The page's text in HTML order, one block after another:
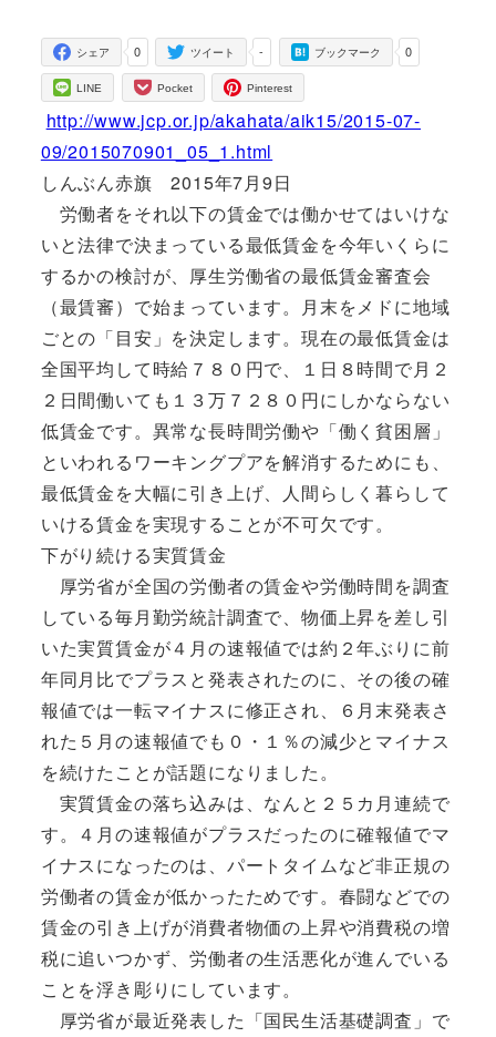
0
シェア -
ツイート 0
ブックマーク
LINE Pocket Pinterest
http://www.jcp.or.jp/akahata/aik15/2015-07-
09/2015070901_05_1.html
しんぶん赤旗 2015年7月9日
労働者をそれ以下の賃金では働かせてはいけな
いと法律で決まっている最低賃金を今年いくらに
するかの検討が、厚生労働省の最低賃金審査会
（最賃審）で始まっています。月末をメドに地域
ごとの「目安」を決定します。現在の最低賃金は
全国平均して時給７８０円で、１日８時間で月２
２日間働いても１３万７２８０円にしかならない
低賃金です。異常な長時間労働や「働く貧困層」
といわれるワーキングプアを解消するためにも、
最低賃金を大幅に引き上げ、人間らしく暮らして
いける賃金を実現することが不可欠です。
下がり続ける実質賃金
厚労省が全国の労働者の賃金や労働時間を調査
している毎月勤労統計調査で、物価上昇を差し引
いた実質賃金が４月の速報値では約２年ぶりに前
年同月比でプラスと発表されたのに、その後の確
報値では一転マイナスに修正され、６月末発表さ
れた５月の速報値でも０・１％の減少とマイナス
を続けたことが話題になりました。
実質賃金の落ち込みは、なんと２５カ月連続で
す。４月の速報値がプラスだったのに確報値でマ
イナスになったのは、パートタイムなど非正規の
労働者の賃金が低かったためです。春闘などでの
賃金の引き上げが消費者物価の上昇や消費税の増
税に追いつかず、労働者の生活悪化が進んでいる
ことを浮き彫りにしています。
厚労省が最近発表した「国民生活基礎調査」で